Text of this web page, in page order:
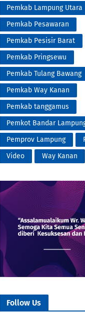
Pemkab Lampung Utara
Pemkab Pesawaran
Pemkab Pesisir Barat
Pemkab Pringsewu
Pemkab Tulang Bawang
Pemkab Way Kanan
Pemkab tanggamus
Pemkot Bandar
Pemprov Lampung
Video
Way Kanan
Follow Us